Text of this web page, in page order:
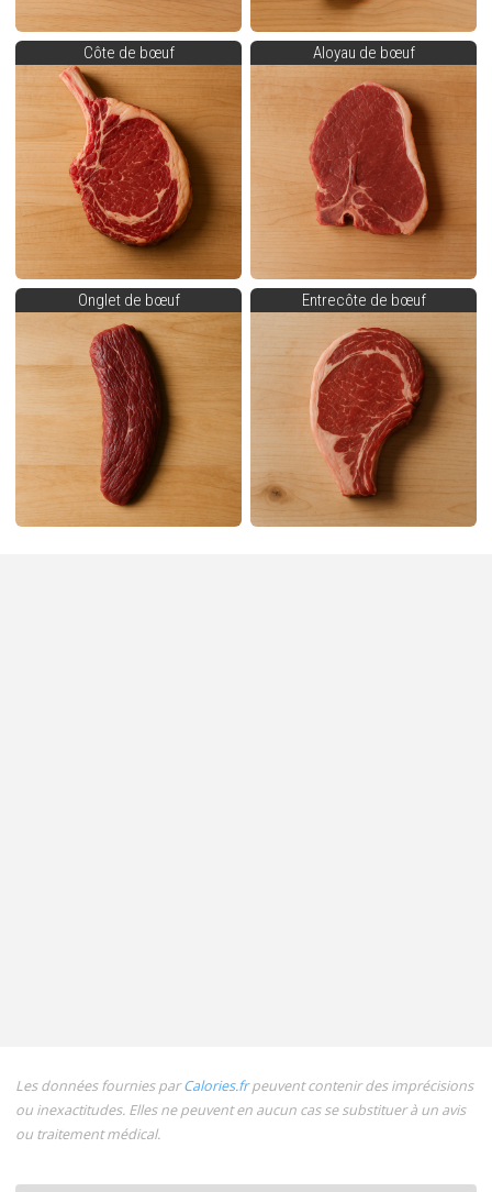
Côte de bœuf Aloyau de bœuf
Onglet de bœuf Entrecôte de bœuf
Les données fournies parCalories.frpeuvent contenir des imprécisions
ou inexactitudes. Elles ne peuvent en aucun cas se substituer à un avis
ou traitement médical.